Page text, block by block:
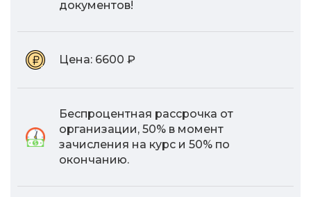
документов!
Цена: 6600 ₽
Беспроцентная рассрочка от
организации, 50% в момент
зачисления на курс и 50% по
окончанию.